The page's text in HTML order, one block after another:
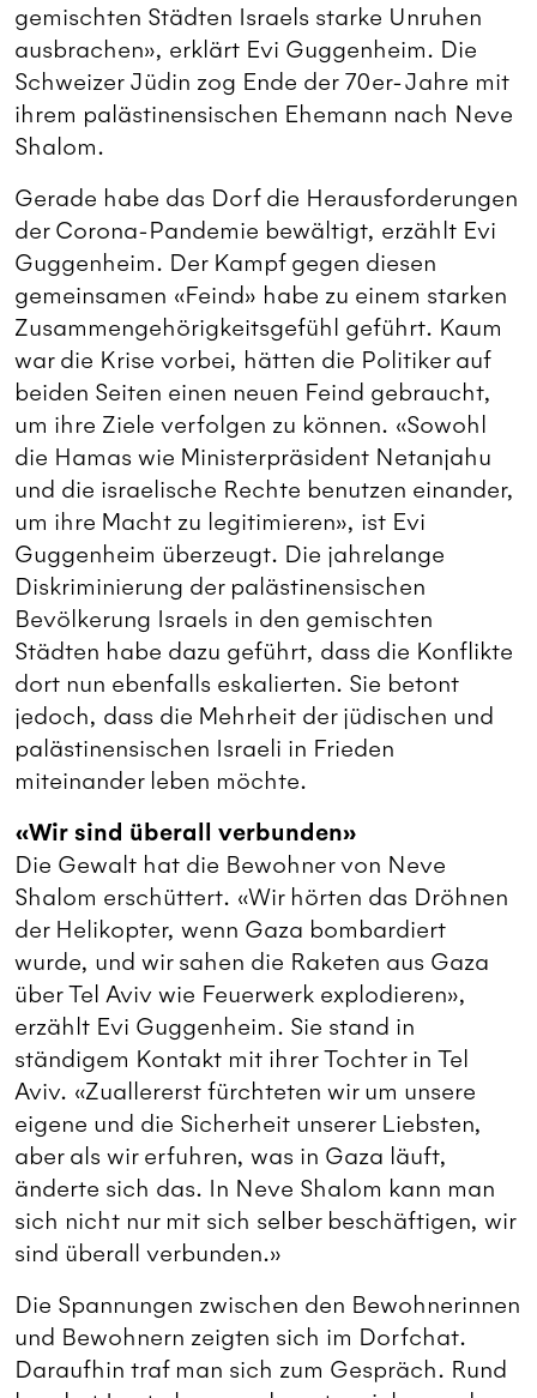
gemischten Städten Israels starke Unruhen
ausbrachen», erklärt Evi Guggenheim. Die
Schweizer Jüdin zog Ende der 70er-Jahre mit
ihrem palästinensischen Ehemann nach Neve
Shalom.
Gerade habe das Dorf die Herausforderungen
der Corona-Pandemie bewältigt, erzählt Evi
Guggenheim. Der Kampf gegen diesen
gemeinsamen «Feind» habe zu einem starken
Zusammengehörigkeitsgefühl geführt. Kaum
war die Krise vorbei, hätten die Politiker auf
beiden Seiten einen neuen Feind gebraucht,
um ihre Ziele verfolgen zu können. «Sowohl
die Hamas wie Ministerpräsident Netanjahu
und die israelische Rechte benutzen einander,
um ihre Macht zu legitimieren», ist Evi
Guggenheim überzeugt. Die jahrelange
Diskriminierung der palästinensischen
Bevölkerung Israels in den gemischten
Städten habe dazu geführt, dass die Konflikte
dort nun ebenfalls eskalierten. Sie betont
jedoch, dass die Mehrheit der jüdischen und
palästinensischen Israeli in Frieden
miteinander leben möchte.
«Wir sind überall verbunden»
Die Gewalt hat die Bewohner von Neve
Shalom erschüttert. «Wir hörten das Dröhnen
der Helikopter, wenn Gaza bombardiert
wurde, und wir sahen die Raketen aus Gaza
über Tel Aviv wie Feuerwerk explodieren»,
erzählt Evi Guggenheim. Sie stand in
ständigem Kontakt mit ihrer Tochter in Tel
Aviv. «Zuallererst fürchteten wir um unsere
eigene und die Sicherheit unserer Liebsten,
aber als wir erfuhren, was in Gaza läuft,
änderte sich das. In Neve Shalom kann man
sich nicht nur mit sich selber beschäftigen, wir
sind überall verbunden.»
Die Spannungen zwischen den Bewohnerinnen
und Bewohnern zeigten sich im Dorfchat.
Daraufhin traf man sich zum Gespräch. Rund